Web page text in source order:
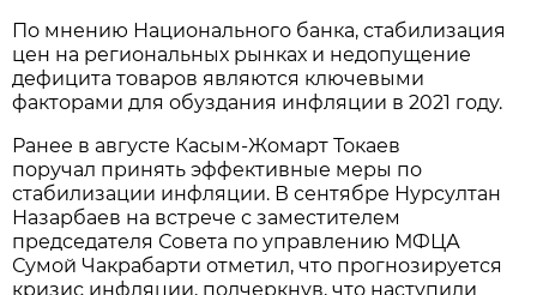
По мнению Национального банка, стабилизация
цен на региональных рынках и недопущение
дефицита товаров являются ключевыми
факторами для обуздания инфляции в 2021 году.
Ранее в августе Касым-Жомарт Токаев
поручал принять эффективные меры по
стабилизации инфляции. В сентябре Нурсултан
Назарбаев на встрече с заместителем
председателя Совета по управлению МФЦА
Сумой Чакрабарти отметил, что прогнозируется
кризис инфляции, подчеркнув, что наступили